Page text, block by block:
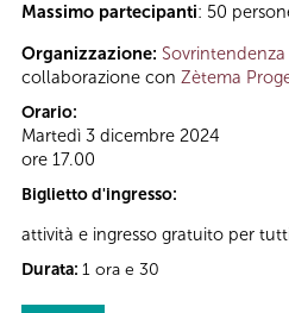
Massimo partecipanti: 50
Organizzazione:
collaborazione con Zètema
Orario:
Martedì 3 dicembre 2024
ore 17.00
Biglietto d'ingresso:
attività e ingresso gratuito per
Durata: 1 ora e 30